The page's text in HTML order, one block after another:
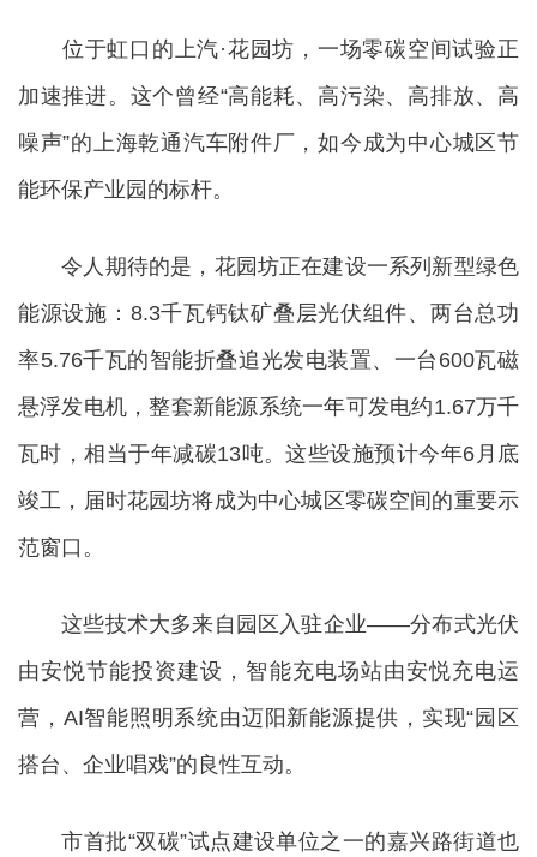
位于虹口的上汽·花园坊，一场零碳空间试验正
加速推进。这个曾经“高能耗、高污染、高排放、高
噪声”的上海乾通汽车附件厂，如今成为中心城区节
能环保产业园的标杆。
令人期待的是，花园坊正在建设一系列新型绿色
能源设施：8.3千瓦钙钛矿叠层光伏组件、两台总功
率5.76千瓦的智能折叠追光发电装置、一台600瓦磁
悬浮发电机，整套新能源系统一年可发电约1.67万千
瓦时，相当于年减碳13吨。这些设施预计今年6月底
竣工，届时花园坊将成为中心城区零碳空间的重要示
范窗口。
这些技术大多来自园区入驻企业——分布式光伏
由安悦节能投资建设，智能充电场站由安悦充电运
营，AI智能照明系统由迈阳新能源提供，实现“园区
搭台、企业唱戏”的良性互动。
市首批“双碳”试点建设单位之一的嘉兴路街道也